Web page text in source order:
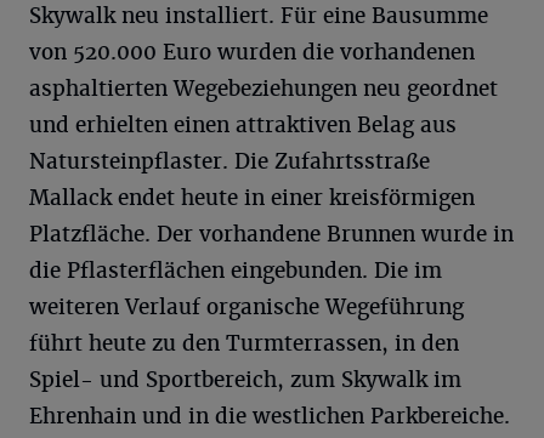
Skywalk neu installiert. Für eine Bausumme
von 520.000 Euro wurden die vorhandenen
asphaltierten Wegebeziehungen neu geordnet
und erhielten einen attraktiven Belag aus
Natursteinpflaster. Die Zufahrtsstraße
Mallack endet heute in einer kreisförmigen
Platzfläche. Der vorhandene Brunnen wurde in
die Pflasterflächen eingebunden. Die im
weiteren Verlauf organische Wegeführung
führt heute zu den Turmterrassen, in den
Spiel- und Sportbereich, zum Skywalk im
Ehrenhain und in die westlichen Parkbereiche.